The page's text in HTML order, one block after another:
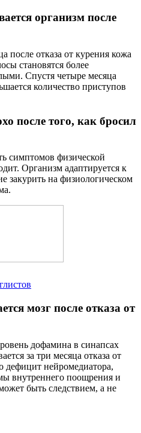
организм после
после отказа от курения кожа
становятся более
Спустя четыре месяца
количество приступов
после того, как бросил
симптомов физической
Организм адаптируется к
закурить на физиологическом
мозг после отказа от
дофамина в синапсах
за три месяца отказа от
дефицит нейромедиатора,
внутреннего поощрения и
быть следствием, а не